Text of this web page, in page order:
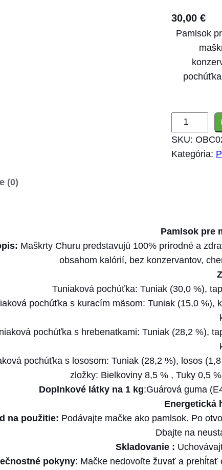
30,00 €
Pamlsok
n
P
a
m
s
o
I
a
b
a
C
h
u
r
u
SKU:
Kategória:
(0)
Pamlsok pre
Maškrty Churu predstavujú 100% prírodné a
obsahom kalórií, bez konzervantov,
Tuniaková pochúťka: Tuniak (30,0 %),
pochúťka s kuracím mäsom: Tuniak (15,0 %),
pochúťka s hrebenatkami: Tuniak (28,2 %),
pochúťka s lososom: Tuniak (28,2 %), losos
zložky: Bielkoviny 8,5 % , Tuky 0,5
Doplnkové látky na 1 kg:Guárová guma
Energetická
na použitie: Podávajte mačke ako pamlsok. Po
Dbajte na
Skladovanie :
pokyny: Mačke nedovoľte žuvať a prehĺtať